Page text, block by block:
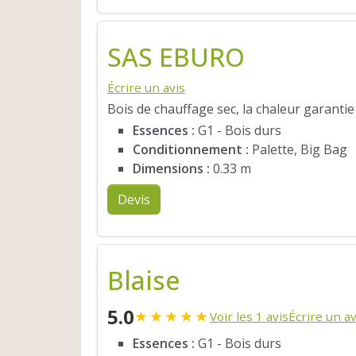
SAS EBURO
Écrire un avis
Bois de chauffage sec, la chaleur garantie
Essences : G1 - Bois durs
Conditionnement : Palette, Big Bag
Dimensions : 0.33 m
Devis
Blaise
5.0★★★★★Voir les 1 avisÉcrire un
Essences : G1 - Bois durs